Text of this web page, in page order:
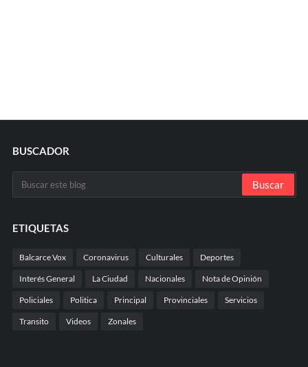
BUSCADOR
ETIQUETAS
Balcarce Vox Coronavirus Culturales Deportes
Interés General La Ciudad Nacionales Nota de Opinión
Policiales Politica Principal Provinciales Servicios
Transito Videos Zonales